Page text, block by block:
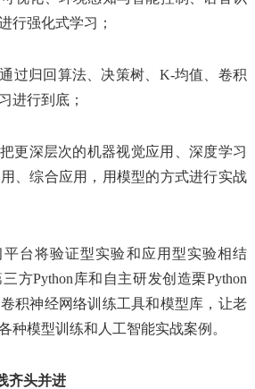
行强化式学习；
过归回算法、决策树、K-均值、卷积
进行到底；
更深层次的机器视觉应用、深度学习
、综合应用，用模型的方式进行实战
平台将验证型实验和应用型实验相结
三方Python库和自主研发创造栗Python
积神经网络训练工具和模型库，让老
种模型训练和人工智能实战案例。
齐头并进